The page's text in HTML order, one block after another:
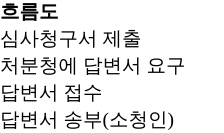
흐름도
심사청구서 제출
처분청에 답변서 요구
답변서 접수
답변서 송부(소청인)